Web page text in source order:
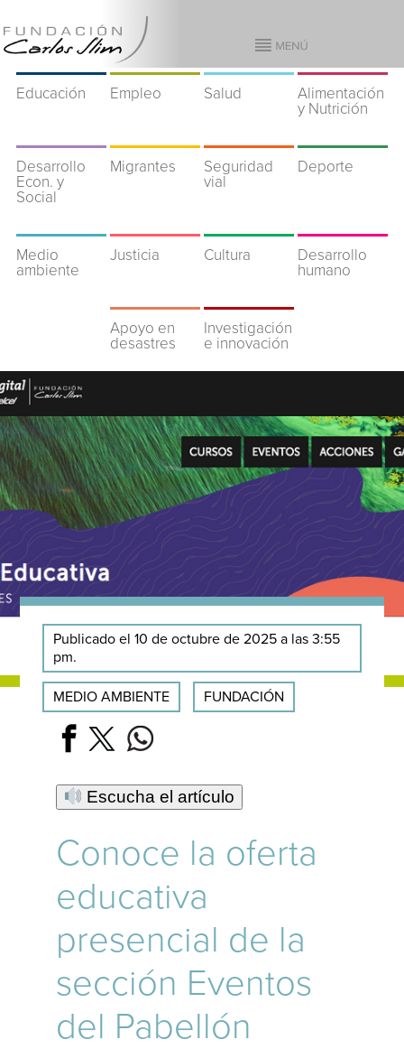
Educación Empleo Salud
Alimentación
y Nutrición
Desarrollo
Econ. y
Social
Migrantes
Seguridad
vial
Deporte
Medio
ambiente
Justicia Cultura
Desarrollo
humano
Apoyo en
desastres
Investigación
e innovación
Publicado el 10 de octubre de 2025 a las 3:55
pm.
MEDIO AMBIENTE FUNDACIÓN
Escucha el artículo
Conoce la oferta
educativa
presencial de la
sección Eventos
del Pabellón